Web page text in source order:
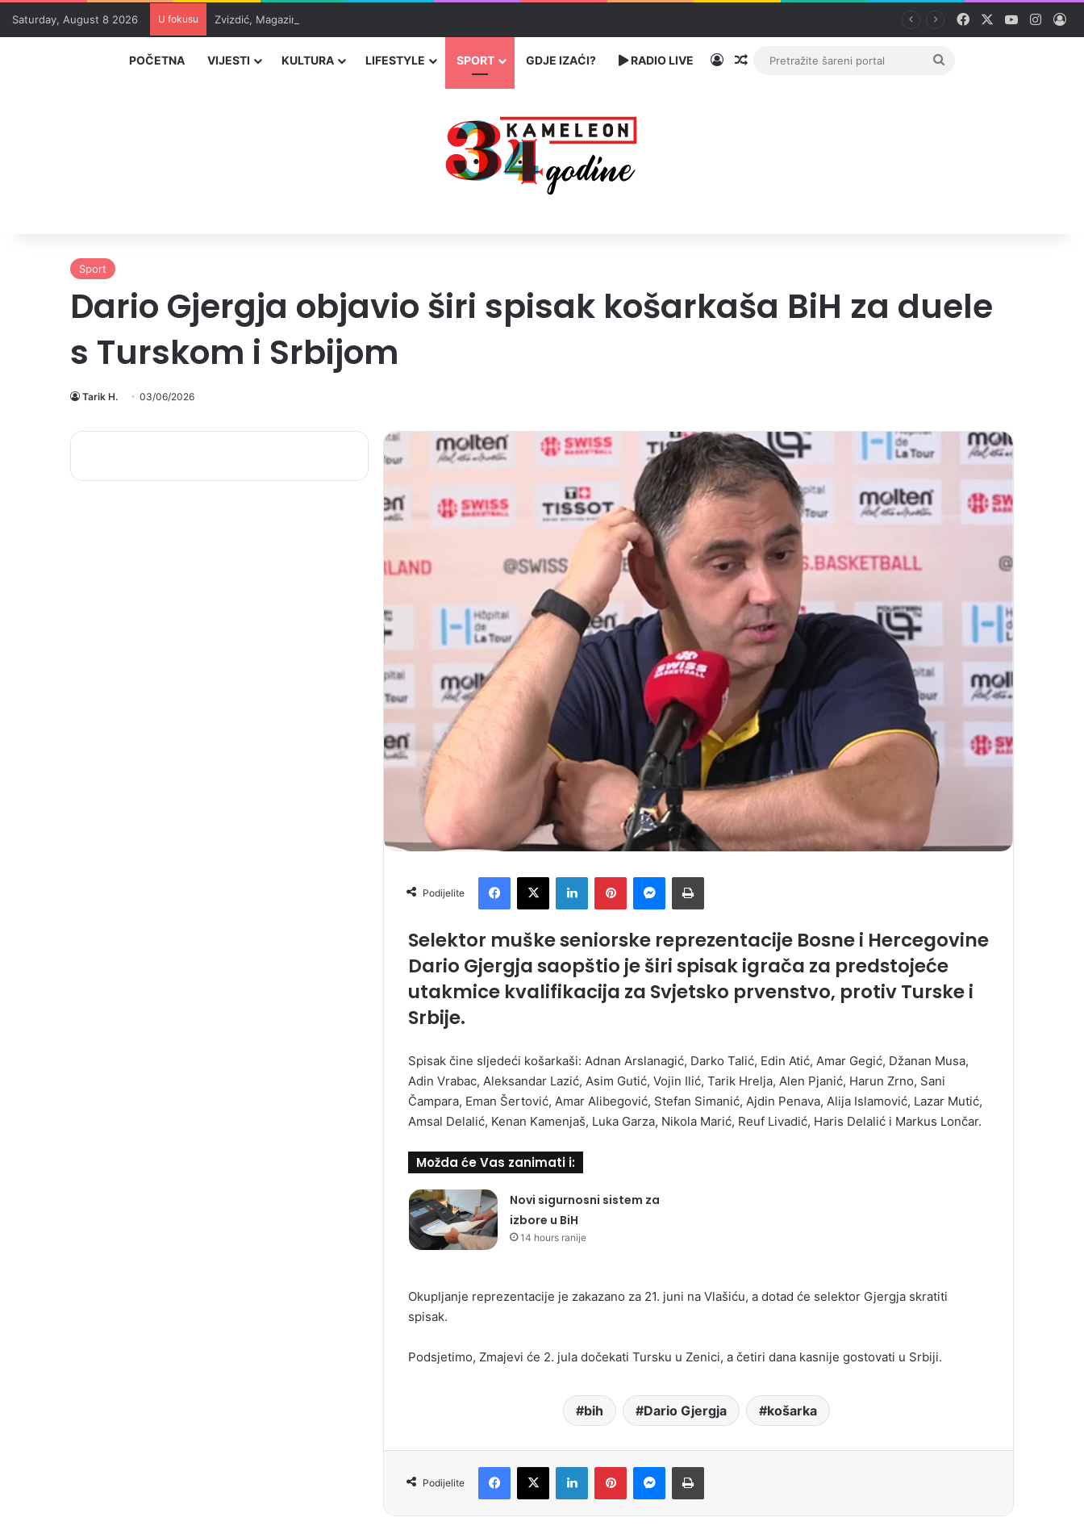
Saturday, August 8 2026 U fokusu Zvizdić, Magazinović i Kojović traže poseban status za Memorijalni centar Srebrenica Facebook YouTube
POČETNA VIJESTI KULTURA LIFESTYLE SPORT GDJE IZAĆI? RADIO LIVE PrijavaRandom članak
Pretražite
Sport
Dario Gjergja objavio širi spisak košarkaša BiH za duele
s Turskom i Srbijom
Tarik H. 03/06/2026
Podijelite
Selektor muške seniorske reprezentacije Bosne i Hercegovine
Dario Gjergja saopštio je širi spisak igrača za predstojeće
utakmice kvalifikacija za Svjetsko prvenstvo, protiv Turske i
Srbije.
Spisak čine sljedeći košarkaši: Adnan Arslanagić, Darko Talić, Edin Atić, Amar Gegić, Džanan Musa,
Adin Vrabac, Aleksandar Lazić, Asim Gutić, Vojin Ilić, Tarik Hrelja, Alen Pjanić, Harun Zrno, Sani
Čampara, Eman Šertović, Amar Alibegović, Stefan Simanić, Ajdin Penava, Alija Islamović, Lazar Mutić,
Amsal Delalić, Kenan Kamenjaš, Luka Garza, Nikola Marić, Reuf Livadić, Haris Delalić i Markus Lončar.
Možda će Vas zanimati i:
Novi sigurnosni sistem za
izbore u BiH
14 hours ranije
Okupljanje reprezentacije je zakazano za 21. juni na Vlašiću, a dotad će selektor Gjergja skratiti
spisak.
Podsjetimo, Zmajevi će 2. jula dočekati Tursku u Zenici, a četiri dana kasnije gostovati u Srbiji.
bih Dario Gjergja košarka
Podijelite